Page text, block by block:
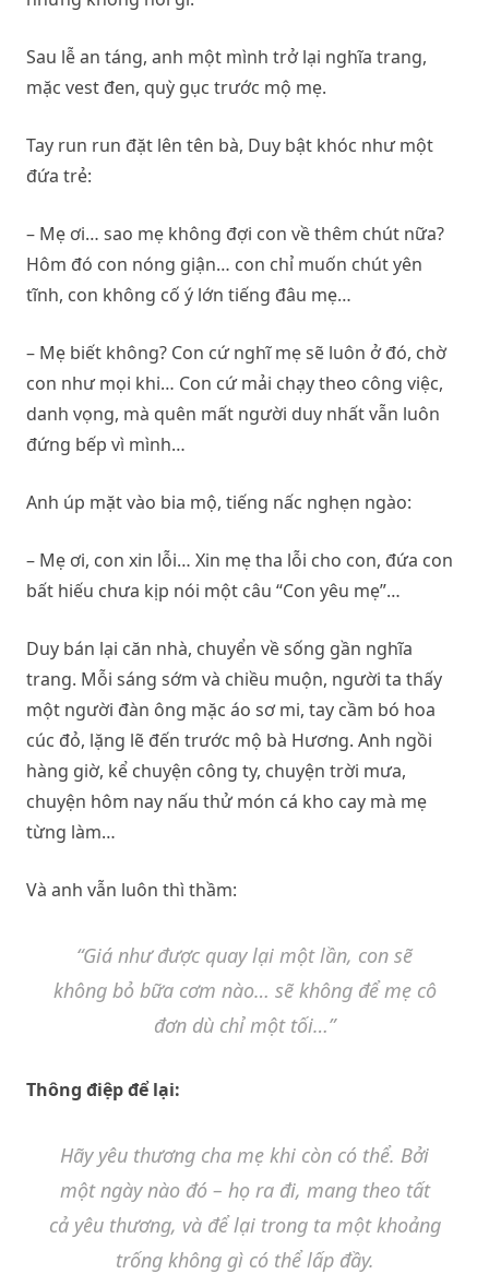
Sau lễ an táng, anh một mình trở lại nghĩa trang,
mặc vest đen, quỳ gục trước mộ mẹ.
Tay run run đặt lên tên bà, Duy bật khóc như một
đứa trẻ:
– Mẹ ơi… sao mẹ không đợi con về thêm chút nữa?
Hôm đó con nóng giận… con chỉ muốn chút yên
tĩnh, con không cố ý lớn tiếng đâu mẹ…
– Mẹ biết không? Con cứ nghĩ mẹ sẽ luôn ở đó, chờ
con như mọi khi… Con cứ mải chạy theo công việc,
danh vọng, mà quên mất người duy nhất vẫn luôn
đứng bếp vì mình…
Anh úp mặt vào bia mộ, tiếng nấc nghẹn ngào:
– Mẹ ơi, con xin lỗi… Xin mẹ tha lỗi cho con, đứa con
bất hiếu chưa kịp nói một câu “Con yêu mẹ”…
Duy bán lại căn nhà, chuyển về sống gần nghĩa
trang. Mỗi sáng sớm và chiều muộn, người ta thấy
một người đàn ông mặc áo sơ mi, tay cầm bó hoa
cúc đỏ, lặng lẽ đến trước mộ bà Hương. Anh ngồi
hàng giờ, kể chuyện công ty, chuyện trời mưa,
chuyện hôm nay nấu thử món cá kho cay mà mẹ
từng làm…
Và anh vẫn luôn thì thầm:
“Giá như được quay lại một lần, con sẽ
không bỏ bữa cơm nào… sẽ không để mẹ cô
đơn dù chỉ một tối…”
Thông điệp để lại:
Hãy yêu thương cha mẹ khi còn có thể. Bởi
một ngày nào đó – họ ra đi, mang theo tất
cả yêu thương, và để lại trong ta một khoảng
trống không gì có thể lấp đầy.